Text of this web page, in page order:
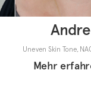
Uneven Skin Tone,
Mehr